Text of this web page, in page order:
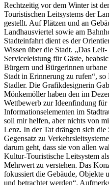
Rechtzeitig vor dem Winter ist
Touristischen Leitsystems der
gestellt. Auf Plätzen und an
Landhausviertel sowie am
Stadteinfahrt dient es der
Wissen über die Stadt. „Das
Serviceleistung für Gäste,
Bürgern und Bürgerinnen
Stadt in Erinnerung zu rufen“,
Stadler. Die Grafikdesignerin
Mönkemöller haben den im
Wettbewerb zur Ideenfindung für
Informationselementen im
soll mir helfen, aber nichts von
Lenz. In der Tat drängen sich
Gegensatz zu
darum geht, dass sie von allen
Kultur-Touristische Leitsystem
Mehrwert zu verstehen. Das
fokussiert die Gebäude, Objekte
und betrachtet werden“.